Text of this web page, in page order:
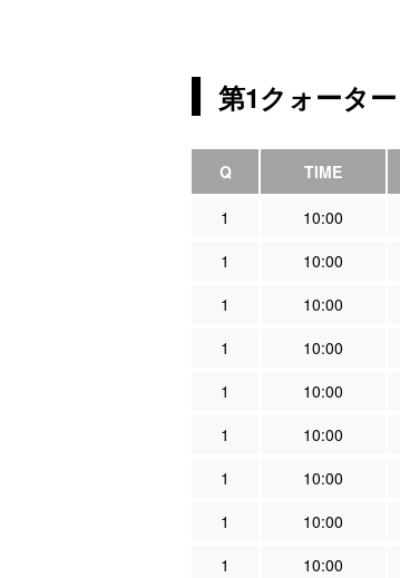
第1クォーター
Q TIME
1 10:00
1
10:00
1
10:00
1
10:00
1
10:00
1
10:00
1
10:00
1
10:00
1
10:00